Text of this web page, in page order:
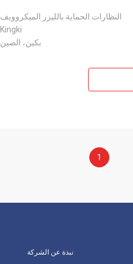
النظارات الحماية بالليزر الميكروويف
Kingki
بكين، الصين
1
نبذة عن الشركة